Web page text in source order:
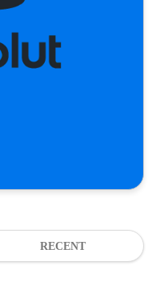
RECENT